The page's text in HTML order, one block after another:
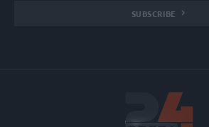
SUBSCRIBE